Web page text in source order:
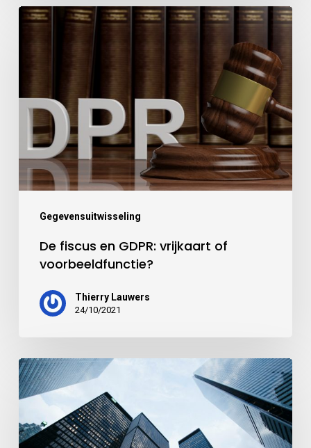
Gegevensuitwisseling
De fiscus en GDPR: vrijkaart of
voorbeeldfunctie?
Thierry Lauwers
24/10/2021